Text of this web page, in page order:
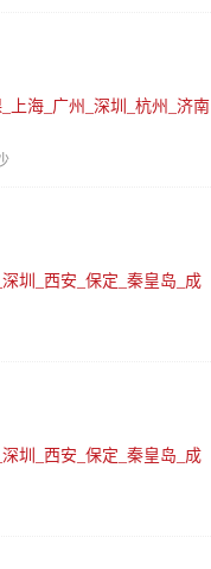
上海_广州_深圳_杭州_济南
圳_西安_保定_秦皇岛_成
圳_西安_保定_秦皇岛_成